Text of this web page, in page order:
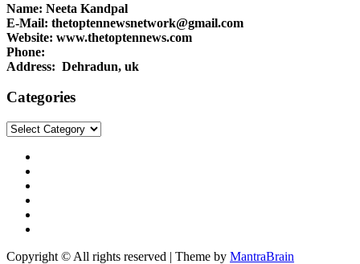
Name: Neeta Kandpal
E-Mail: thetoptennewsnetwork@gmail.com
Website: www.thetoptennews.com
Phone:
Address: Dehradun, uk
Categories
Categories
Copyright © All rights reserved | Theme by MantraBrain